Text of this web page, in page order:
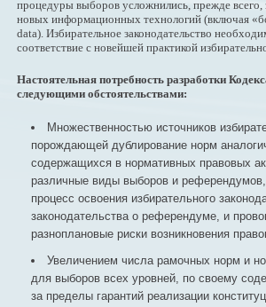
процедуры выборов усложнились, прежде всего,
новых информационных технологий (включая
data). Избирательное законодательство
соответствие с новейшей практикой
Настоятельная потребность разработки
следующими обстоятельствами:
Множественностью источников
порождающей дублирование норм
содержащихся в нормативных правовых
различные виды выборов и
процесс освоения избирательного
законодательства о референдуме, и
разноплановые риски возникновения
Увеличением числа рамочных норм и
для выборов всех уровней, по своему
за пределы гарантий реализации